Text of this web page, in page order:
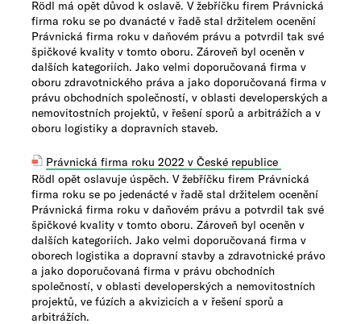
Rödl má opět důvod k oslavě. V žebříčku firem Právnická
firma roku se po dvanácté v řadě stal držitelem ocenění
Právnická firma roku v daňovém právu a potvrdil tak své
špičkové kvality v tomto oboru. Zároveň byl oceněn v
dalších kategoriích. Jako velmi doporučovaná firma v
oboru zdravotnického práva a jako doporučovaná firma v
právu obchodních společností, v oblasti developerských a
nemovitostních projektů, v řešení sporů a arbitrážích a v
oboru logistiky a dopravních staveb.
Právnická firma roku 2022 v České republice
Rödl opět oslavuje úspěch. V žebříčku firem Právnická
firma roku se po jedenácté v řadě stal držitelem ocenění
Právnická firma roku v daňovém právu a potvrdil tak své
špičkové kvality v tomto oboru. Zároveň byl oceněn v
dalších kategoriích. Jako velmi doporučovaná firma v
oborech logistika a dopravní stavby a zdravotnické právo
a jako doporučovaná firma v právu obchodních
společností, v oblasti developerských a nemovitostních
projektů, ve fúzích a akvizicích a v řešení sporů a
arbitrážích.